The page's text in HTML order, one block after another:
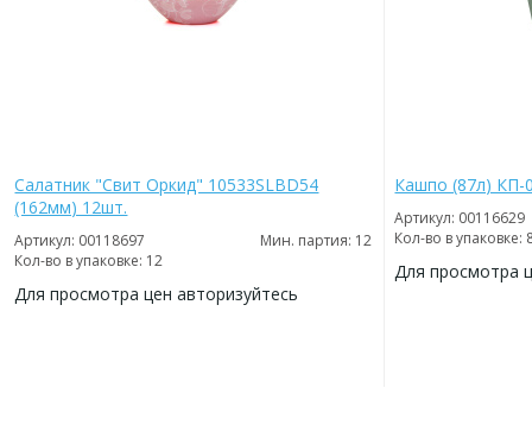
Салатник "Свит Оркид" 10533SLBD54
(162мм) 12шт.
Артикул: 00118697
Мин. партия: 12
Кол-во в упаковке: 12
Для просмотра цен авторизуйтесь
Кашпо (87л) КП-
Артикул: 00116629
Кол-во в упаковке:
Для просмотра